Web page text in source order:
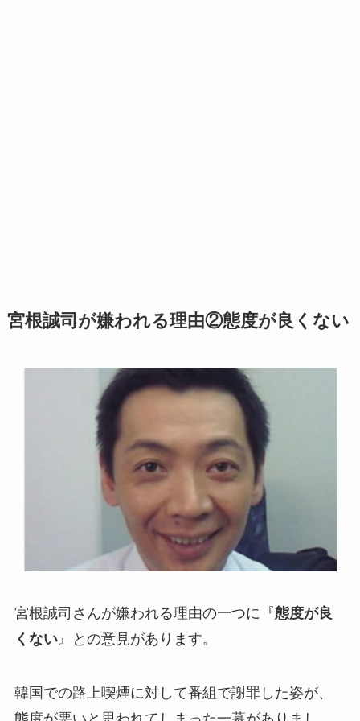
宮根誠司が嫌われる理由②態度が良くない
宮根誠司さんが嫌われる理由の一つに『態度が良
くない』との意見があります。
韓国での路上喫煙に対して番組で謝罪した姿が、